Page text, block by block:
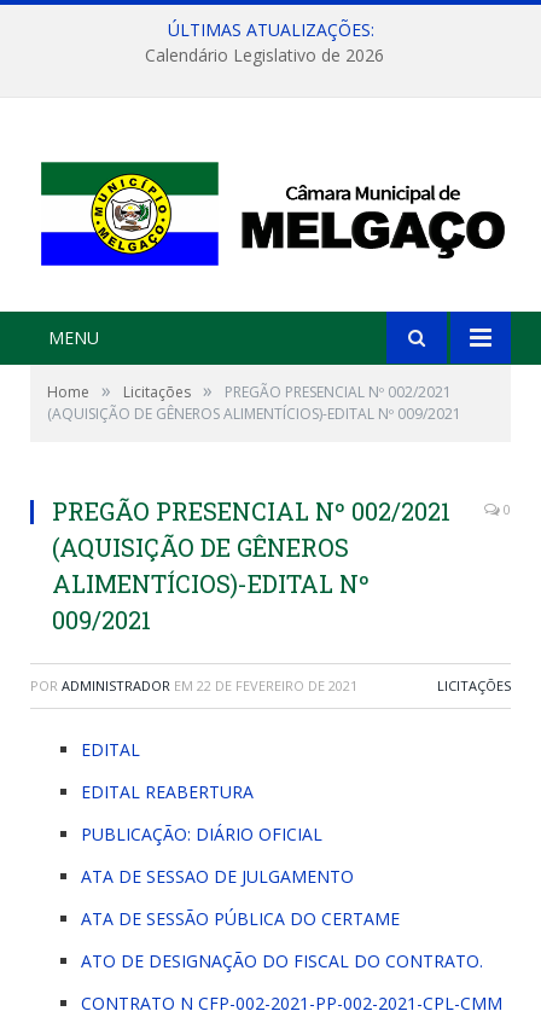
ÚLTIMAS ATUALIZAÇÕES:
Calendário Legislativo de 2026
MENU
Home » Licitações »
PREGÃO PRESENCIAL Nº 002/2021
(AQUISIÇÃO DE GÊNEROS ALIMENTÍCIOS)-EDITAL Nº 009/2021
PREGÃO PRESENCIAL Nº 002/2021
(AQUISIÇÃO DE GÊNEROS
ALIMENTÍCIOS)-EDITAL Nº
009/2021
0
POR ADMINISTRADOR EM 22 DE FEVEREIRO DE 2021 LICITAÇÕES
EDITAL
EDITAL REABERTURA
PUBLICAÇÃO: DIÁRIO OFICIAL
ATA DE SESSAO DE JULGAMENTO
ATA DE SESSÃO PÚBLICA DO CERTAME
ATO DE DESIGNAÇÃO DO FISCAL DO CONTRATO.
CONTRATO N CFP-002-2021-PP-002-2021-CPL-CMM